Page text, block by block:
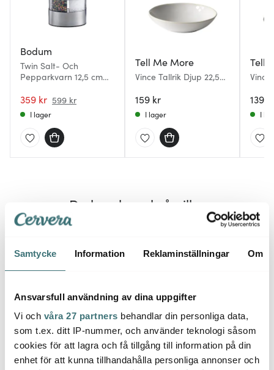
Samtycke Information Reklaminställningar Om
Ansvarsfull användning av dina uppgifter
Vi och våra 27 partners behandlar din personliga data,
som t.ex. ditt IP-nummer, och använder teknologi såsom
cookies för att lagra och få tillgång till information på din
enhet för att kunna tillhandahålla personliga annonser och
Bodum
Twin Salt- Och
Pepparkvarn 12,5 cm
359 kr 599 kr
I lager
Tell Me More
Vince Tallrik Djup 22,5
159 kr
I lager
Tell
Vince
139
I
Du kanske också gillar
Broste Copenhagen Tell Me More Tell